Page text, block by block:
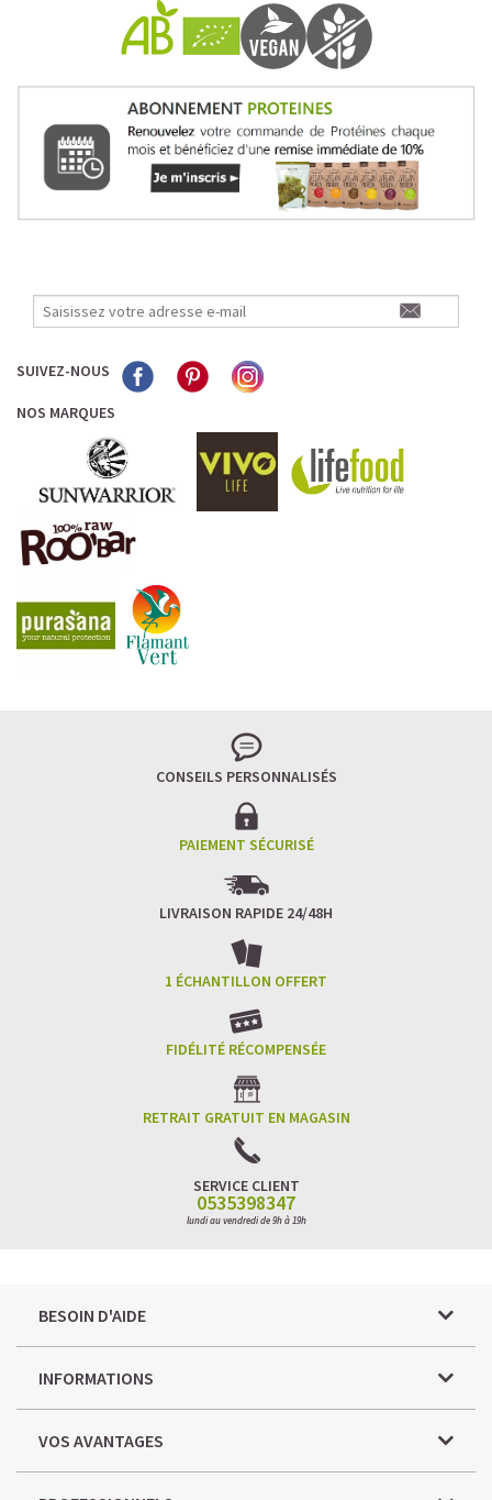
SUIVEZ-NOUS
NOS MARQUES
CONSEILS PERSONNALISÉS
PAIEMENT SÉCURISÉ
LIVRAISON RAPIDE 24/48H
1 ÉCHANTILLON OFFERT
FIDÉLITÉ RÉCOMPENSÉE
RETRAIT GRATUIT EN MAGASIN
SERVICE CLIENT
0535398347
lundi au vendredi de 9h à 19h
BESOIN D'AIDE
INFORMATIONS
VOS AVANTAGES